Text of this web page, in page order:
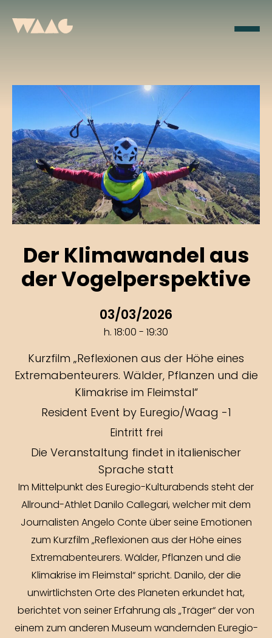
Der Klimawandel aus
der Vogelperspektive
03/03/2026
h. 18:00 - 19:30
Kurzfilm „Reflexionen aus der Höhe eines
Extremabenteurers. Wälder, Pflanzen und die
Klimakrise im Fleimstal“
Resident Event by Euregio/Waag -1
Eintritt frei
Die Veranstaltung findet in italienischer
Sprache statt
Im Mittelpunkt des Euregio-Kulturabends steht der
Allround-Athlet Danilo Callegari, welcher mit dem
Journalisten Angelo Conte über seine Emotionen
zum Kurzfilm „Reflexionen aus der Höhe eines
Extremabenteurers. Wälder, Pflanzen und die
Klimakrise im Fleimstal“ spricht. Danilo, der die
unwirtlichsten Orte des Planeten erkundet hat,
berichtet von seiner Erfahrung als „Träger“ der von
einem zum anderen Museum wandernden Euregio-